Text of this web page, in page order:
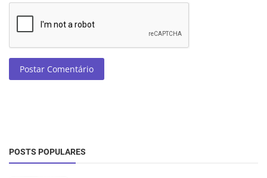
Postar Comentário
POSTS POPULARES